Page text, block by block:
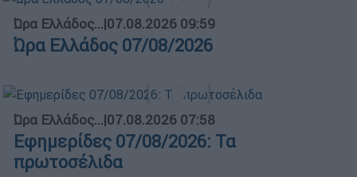
Ώρα Ελλάδος...|07.08.2026 09:59
Ώρα Ελλάδος 07/08/2026
Ώρα Ελλάδος...|07.08.2026 07:58
Εφημερίδες 07/08/2026: Τα
πρωτοσέλιδα